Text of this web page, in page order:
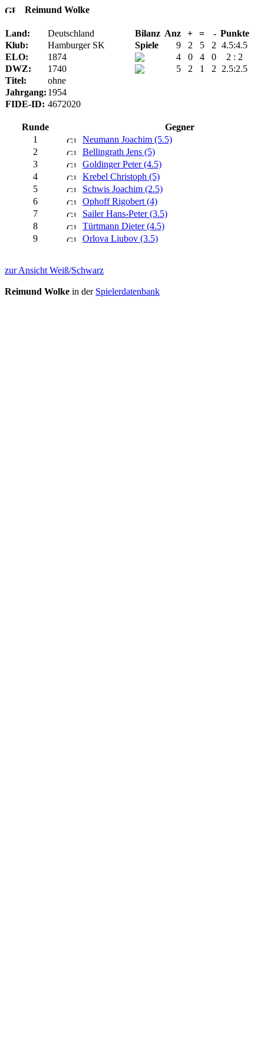
Reimund Wolke
Land: Deutschland Bilanz Anz + = - Punkte
Klub:
Hamburger SK Spiele 9 2 5 2 4.5:4.5
ELO:
1874 4 0 4 0
2 : 2
DWZ:
1740 5 2 1 2
2.5:2.5
Titel:
ohne
Jahrgang: 1954
FIDE-ID: 4672020
Runde
Gegner
1
Neumann Joachim (5.5)
2
Bellingrath Jens (5)
3
Goldinger Peter (4.5)
4
Krebel Christoph (5)
5
Schwis Joachim (2.5)
6
Ophoff Rigobert (4)
7
Sailer Hans-Peter (3.5)
8
Türtmann Dieter (4.5)
9
Orlova Liubov (3.5)
zur Ansicht Weiß/Schwarz
Reimund Wolke in der Spielerdatenbank